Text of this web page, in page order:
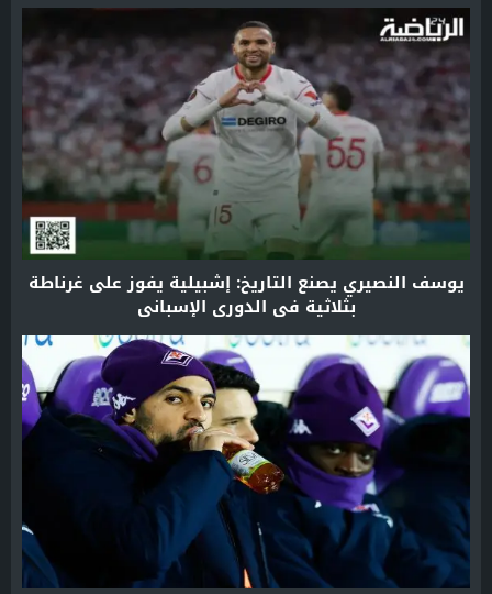
يوسف النصيري يصنع التاريخ: إشبيلية يفوز على غرناطة
بثلاثية في الدوري الإسباني